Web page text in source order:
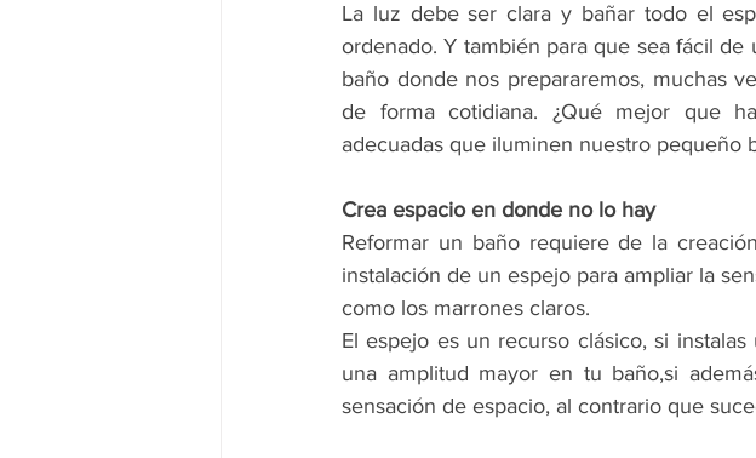
La luz debe ser clara y bañar todo el
ordenado. Y también para que sea fácil
baño donde nos prepararemos, muchas
de forma cotidiana. ¿Qué mejor que
adecuadas que iluminen nuestro pequeño
Crea espacio en donde no lo hay
Reformar un baño requiere de la
instalación de un espejo para ampliar la
como los marrones claros.
El espejo es un recurso clásico, si
una amplitud mayor en tu baño,si
sensación de espacio, al contrario que